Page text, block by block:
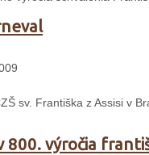
sv. Františka z Assisi v
800. výročia